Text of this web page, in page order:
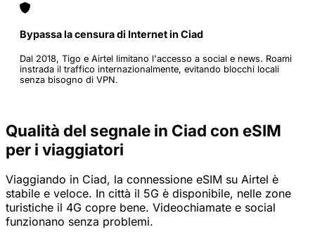
Bypassa la censura di Internet in Ciad
Dal 2018, Tigo e Airtel limitano l'accesso a social e news. Roami
instrada il traffico internazionalmente, evitando blocchi locali
senza bisogno di VPN.
Qualità del segnale in Ciad con eSIM
per i viaggiatori
Viaggiando in Ciad, la connessione eSIM su Airtel è
stabile e veloce. In città il 5G è disponibile, nelle zone
turistiche il 4G copre bene. Videochiamate e social
funzionano senza problemi.